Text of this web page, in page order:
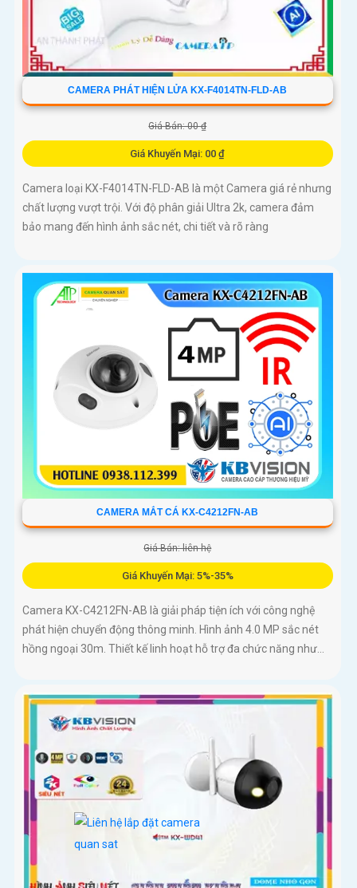
CAMERA PHÁT HIỆN LỬA KX-F4014TN-FLD-AB
Giá Bán: 00 ₫
Giá Khuyến Mại: 00 ₫
Camera loại KX-F4014TN-FLD-AB là một Camera giá rẻ nhưng
chất lượng vượt trội. Với độ phân giải Ultra 2k, camera đảm
bảo mang đến hình ảnh sắc nét, chi tiết và rõ ràng
CAMERA MẮT CÁ KX-C4212FN-AB
Giá Bán: liên hệ
Giá Khuyến Mại: 5%-35%
Camera KX-C4212FN-AB là giải pháp tiện ích với công nghệ
phát hiện chuyển động thông minh. Hình ảnh 4.0 MP sắc nét
hồng ngoại 30m. Thiết kế linh hoạt hỗ trợ đa chức năng như...